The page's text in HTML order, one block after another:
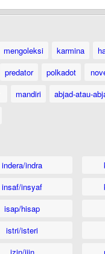
mengoleksi karmina
predator polkadot
mandiri
abjad-atau-
indera/indra
insaf/insyaf
isap/hisap
istri/isteri